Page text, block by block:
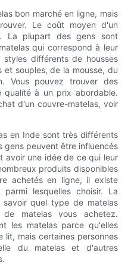
bon marché en ligne, mais
Le coût moyen d'un
La plupart des gens sont
qui correspond à leur
différents de housses
souples, de la mousse, du
Vous pouvez trouver des
qualité à un prix abordable.
d'un couvre-matelas, voir
en Inde sont très différents
peuvent être influencés
avoir une idée de ce qui leur
produits disponibles
achetés en ligne, il existe
lesquelles choisir. La
quel type de matelas
matelas vous achetez.
les matelas parce qu'elles
lit, mais certaines personnes
du matelas et d'autres